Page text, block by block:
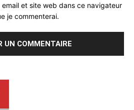
email et site web dans ce navigateur
je commenterai.